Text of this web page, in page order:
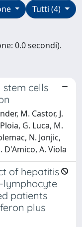
Tutti (4)
0.0 secondi).
stem cells
M. Castor, J.
G. Luca, M.
N. Jonjic,
D'Amico, A. Viola
of hepatitis
lymphocyte
patients
plus